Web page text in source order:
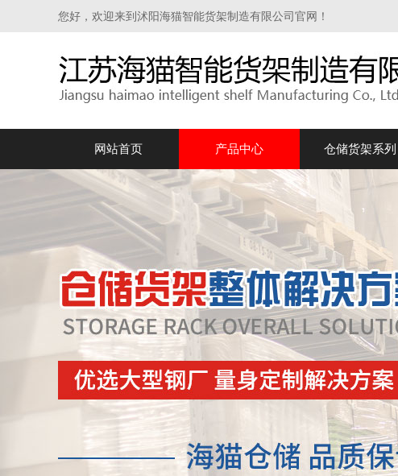
您好，欢迎来到沭阳海猫智能货架制造有限公司官网！
网站首页 产品中心 仓储货架系列